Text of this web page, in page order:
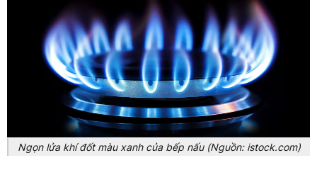
Ngọn lửa khí đốt màu xanh của bếp nấu (Nguồn: istock.com)